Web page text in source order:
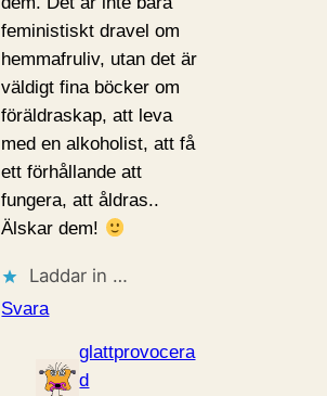
feministiskt dravel om
hemmafruliv, utan det är
väldigt fina böcker om
föräldraskap, att leva
med en alkoholist, att få
ett förhållande att
fungera, att åldras..
Älskar dem!
Laddar in …
Svara
glattprovocera
d